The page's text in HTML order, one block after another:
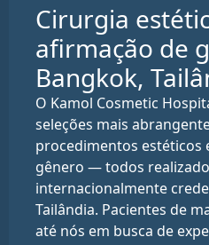
Cirurgia
afirmação de
Bangkok,
O Kamol Cosmetic
seleções mais
procedimentos estéticos
gênero — todos
internacionalmente
Tailândia. Pacientes de
até nós em busca de